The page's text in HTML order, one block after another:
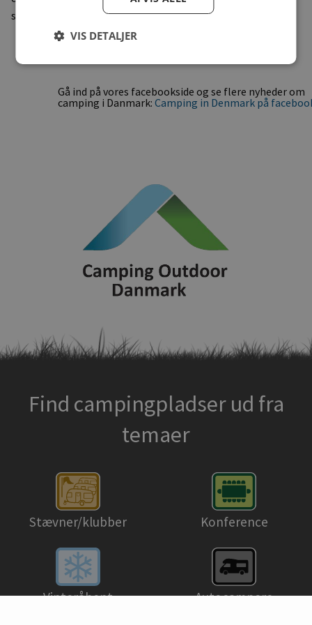
størrelser. Danmark – Det bedste ved camping!
Gå ind på vores facebookside og se flere nyheder om
camping i Danmark: Camping in Denmark på
Find campingpladser ud fra
temaer
Stævner/klubber Konference
Vinteråbent Autocampere
VIS DETALJER